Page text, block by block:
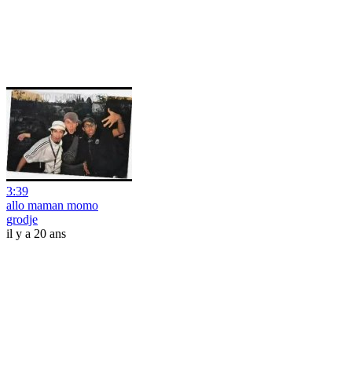
3:39
allo maman momo
grodje
il y a 20 ans